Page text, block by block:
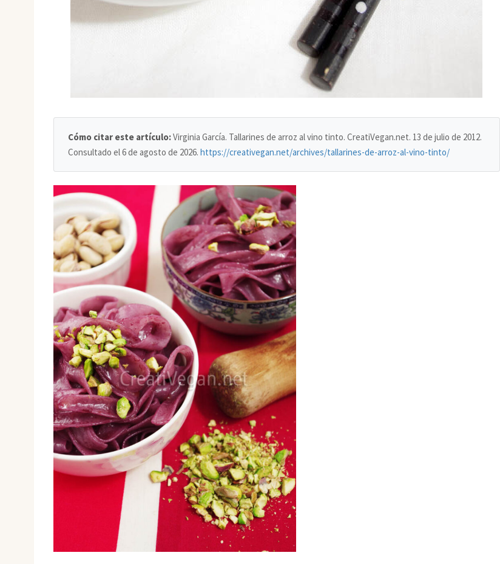
Cómo citar este artículo:Virginia García. Tallarines de arroz al vino tinto. CreatiVegan.net. 13 de julio de 2012.
Consultado el6 de agosto de 2026. https://creativegan.net/archives/tallarines-de-arroz-al-vino-tinto/